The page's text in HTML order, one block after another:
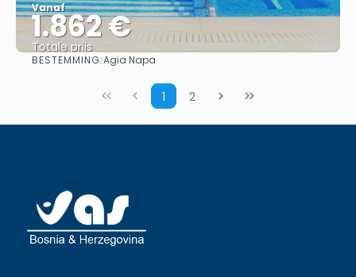
Vanaf
1.862 €
Totale prijs
BESTEMMING:Agia Napa
1 2